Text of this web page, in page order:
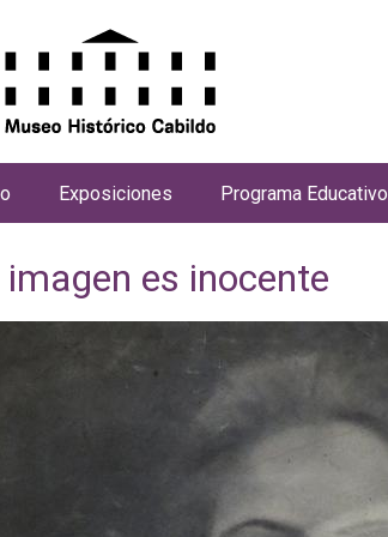
es inocente
Exposiciones Programa Educativo